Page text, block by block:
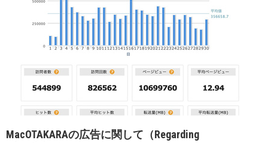
MacOTAKARAの広告に関して（Regarding